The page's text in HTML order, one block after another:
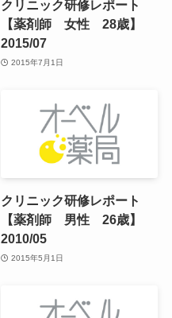
クリニック研修レポート
【薬剤師 女性 28歳】
2015/07
2015年7月1日
クリニック研修レポート
【薬剤師 男性 26歳】
2010/05
2015年5月1日